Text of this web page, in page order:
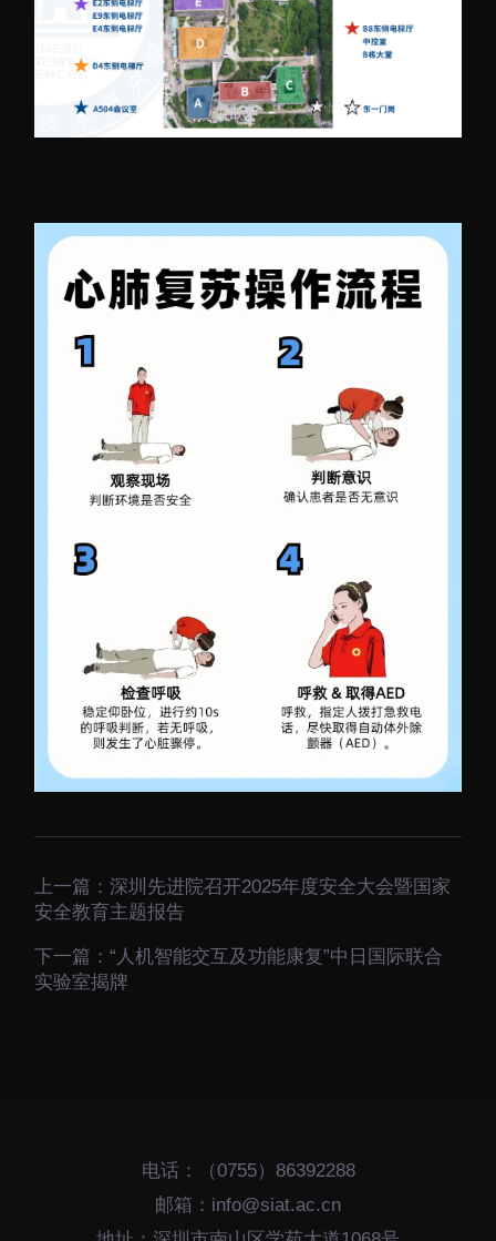
上一篇：深圳先进院召开2025年度安全大会暨国家
安全教育主题报告
下一篇：“人机智能交互及功能康复”中日国际联合
实验室揭牌
电话：（0755）86392288
邮箱：info@siat.ac.cn